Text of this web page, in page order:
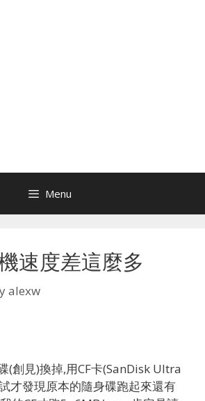
Menu
速度差這麼多
alexw
(創見)換掉,用CF卡(SanDisk Ultra
才發現原本的隨身碟跑起來還有